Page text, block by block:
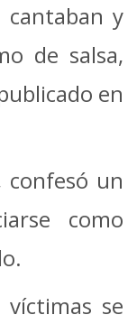
cantaban y
de salsa,
en
confesó un
como
se